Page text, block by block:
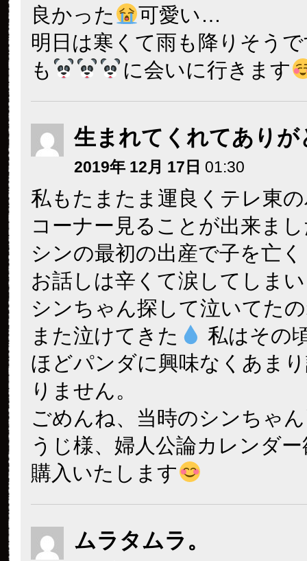
良かった
可愛い…
明日は寒くて雨も降りそう
も
に会いに行きます
生まれてくれてありが
2019年 12月 17日 01:30
私もたまたま運良くテレ東
コーナー見ることが出来ま
シンの最初の出産で子を亡
お話しは辛くて涙してしま
シンちゃん探して泣いてた
また泣けてきた
私はその
ほどパンダに興味なくあま
りません。
ごめんね、当時のシンちゃん
うじ様、婦人公論カレンダ
購入いたします
ムラタムラ。